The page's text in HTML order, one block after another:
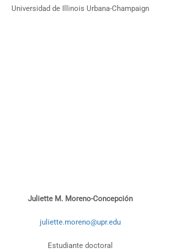
Universidad de Illinois Urbana-Champaign
Juliette M. Moreno-Concepción
juliette.moreno@upr.edu
Estudiante doctoral